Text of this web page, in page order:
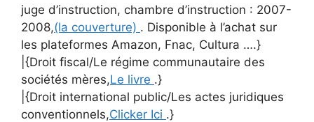
juge d’instruction, chambre d’instruction : 2007-
2008,(la couverture) . Disponible à l’achat sur
les plateformes Amazon, Fnac, Cultura ….}
|{Droit fiscal/Le régime communautaire des
sociétés mères,Le livre .}
|{Droit international public/Les actes juridiques
conventionnels,Clicker Ici .}